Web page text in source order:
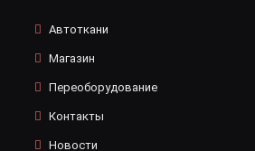
Автоткани
Магазин
Переоборудование
Контакты
Новости